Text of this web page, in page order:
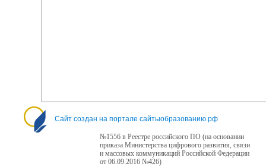
Сайт создан на портале сайтыобразованию.рф
№1556 в Реестре российского ПО (на основании
приказа Министерства цифрового развития, связи
и массовых коммуникаций Российской Федерации
от 06.09.2016 №426)